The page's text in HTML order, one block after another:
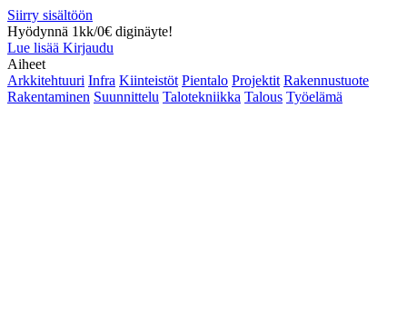
Siirry sisältöön
Hyödynnä 1kk/0€ diginäyte!
Lue lisää Kirjaudu
Aiheet
Arkkitehtuuri Infra Kiinteistöt Pientalo Projektit Rakennustuote
Rakentaminen Suunnittelu Talotekniikka Talous Työelämä